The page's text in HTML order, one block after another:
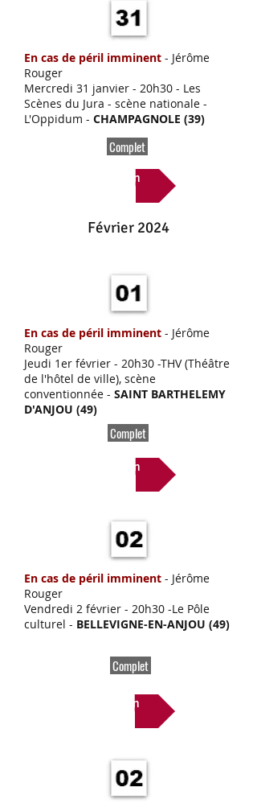
En cas de péril imminent - Jérôme
Rouger
Mercredi 31 janvier - 20h30 - Les
Scènes du Jura - scène nationale -
L'Oppidum - CHAMPAGNOLE (39)
Complet
Lien
Février 2024
En cas de péril imminent - Jérôme
Rouger
Jeudi 1er février - 20h30 -THV (Théâtre
de l'hôtel de ville), scène
conventionnée - SAINT BARTHELEMY
D'ANJOU (49)
Complet
Lien
En cas de péril imminent - Jérôme
Rouger
Vendredi 2 février - 20h30 -Le Pôle
culturel - BELLEVIGNE-EN-ANJOU (49)
Complet
Lien